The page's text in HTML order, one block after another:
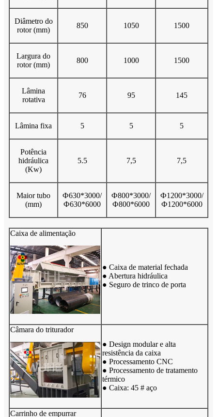
Diâmetro do
rotor (mm)
850 1050 1500
Largura do
rotor (mm)
800 1000 1500
Lâmina
rotativa
76 95 145
Lâmina fixa 5 5 5
Potência
hidráulica
(Kw)
5.5 7,5 7,5
Maior tubo
(mm)
Ф630*3000/
Ф630*6000
Ф800*3000/
Ф800*6000
Ф1200*3000/
Ф1200*6000
Caixa de alimentação
● Caixa de material fechada
● Abertura hidráulica
● Seguro de trinco de porta
Câmara do triturador
● Design modular e alta
resistência da caixa
● Processamento CNC
● Processamento de tratamento
térmico
● Caixa: 45 # aço
Carrinho de empurrar